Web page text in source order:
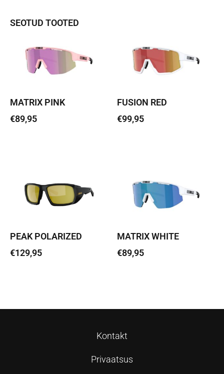
SEOTUD TOOTED
MATRIX PINK
€89,95
FUSION RED
€99,95
PEAK POLARIZED
€129,95
MATRIX WHITE
€89,95
Kontakt
Privaatsus